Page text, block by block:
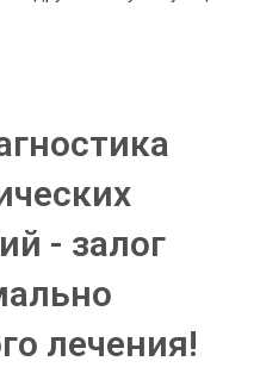
- залог
лечения!